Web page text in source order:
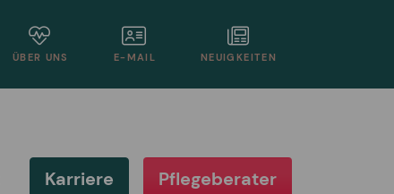
ÜBER UNS E-MAIL NEUIGKEITEN
Karriere Pflegeberater